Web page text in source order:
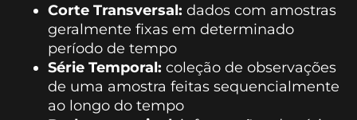
Corte Transversal: dados com amostras
geralmente fixas em determinado
período de tempo
Série Temporal: coleção de observações
de uma amostra feitas sequencialmente
ao longo do tempo